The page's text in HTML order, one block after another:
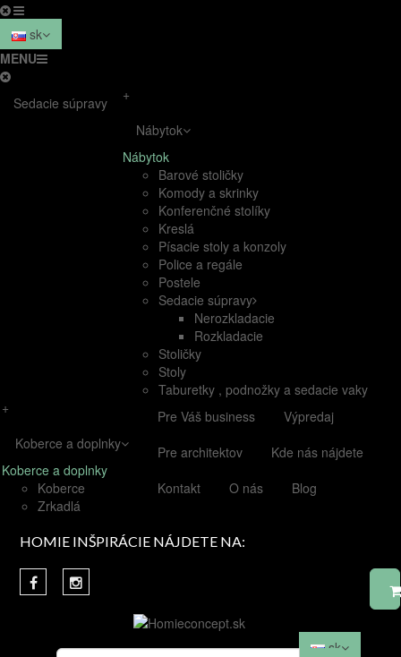
sk
MENU
Sedacie súpravy
+
Nábytok
Nábytok
Barové stoličky
Komody a skrinky
Konferenčné stolíky
Kreslá
Písacie stoly a konzoly
Police a regále
Postele
Sedacie súpravy
Nerozkladacie
Rozkladacie
Stoličky
Stoly
Taburetky , podnožky a sedacie vaky
+
Koberce a doplnky
Koberce a doplnky
Koberce
Zrkadlá
Pre Váš business
Výpredaj
Pre architektov
Kde nás nájdete
Kontakt
O nás Blog
HOMIE INŠPIRÁCIE NÁJDETE NA:
sk